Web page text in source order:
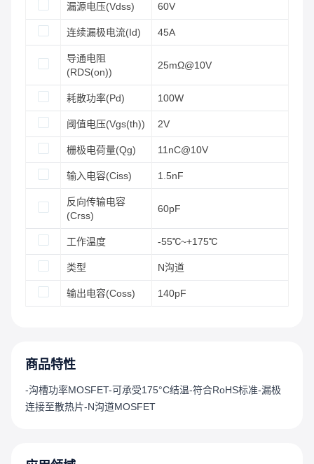
漏源电压(Vdss) 60V
连续漏极电流(Id) 45A
导通电阻
(RDS(on))
25mΩ@10V
耗散功率(Pd) 100W
阈值电压(Vgs(th)) 2V
栅极电荷量(Qg) 11nC@10V
输入电容(Ciss) 1.5nF
反向传输电容
(Crss)
60pF
工作温度 -55℃~+175℃
类型 N沟道
输出电容(Coss) 140pF
商品特性
-沟槽功率MOSFET-可承受175°C结温-符合RoHS标准-漏极
连接至散热片-N沟道MOSFET